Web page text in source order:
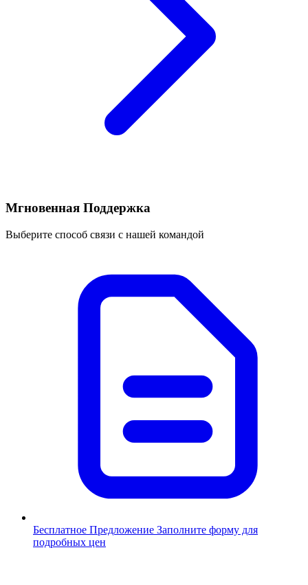
Мгновенная Поддержка
Выберите способ связи с нашей командой
Бесплатное Предложение Заполните форму для
подробных цен